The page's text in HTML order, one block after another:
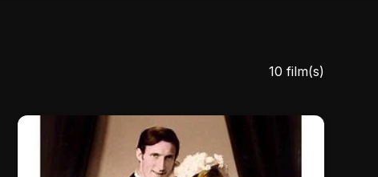
10 film(s)